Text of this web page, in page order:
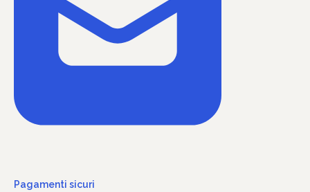
Pagamenti sicuri